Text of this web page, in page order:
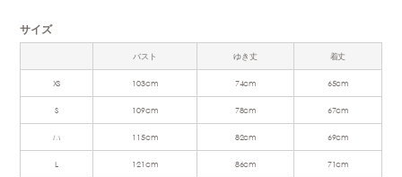
サイズ
バスト ゆき丈 着丈
XS 103cm 74cm 65cm
S 109cm 78cm 67cm
M 115cm 82cm 69cm
L 121cm 86cm 71cm